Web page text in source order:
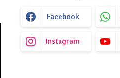
Facebook
Instagram